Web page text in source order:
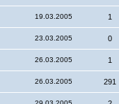
19.03.2005 1
23.03.2005 0
26.03.2005 1
26.03.2005 291